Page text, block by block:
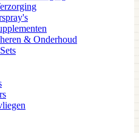
& Onderhoud